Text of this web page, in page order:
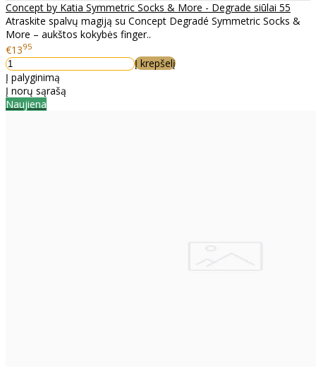
Concept by Katia Symmetric Socks & More - Degrade siūlai 55
Atraskite spalvų magiją su Concept Degradé Symmetric Socks &
More – aukštos kokybės finger..
€1395
Į krepšelį
Į palyginimą
Į norų sąrašą
Naujiena